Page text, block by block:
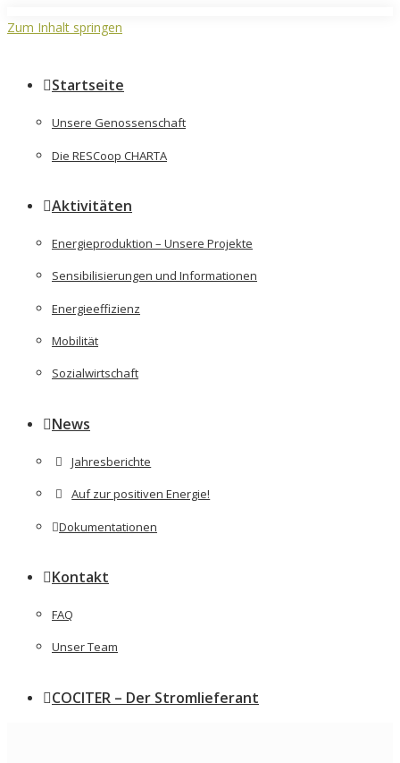
Zum Inhalt springen
Startseite
Unsere Genossenschaft
Die RESCoop CHARTA
Aktivitäten
Energieproduktion – Unsere Projekte
Sensibilisierungen und Informationen
Energieeffizienz
Mobilität
Sozialwirtschaft
News
Jahresberichte
Auf zur positiven Energie!
Dokumentationen
Kontakt
FAQ
Unser Team
COCITER – Der Stromlieferant